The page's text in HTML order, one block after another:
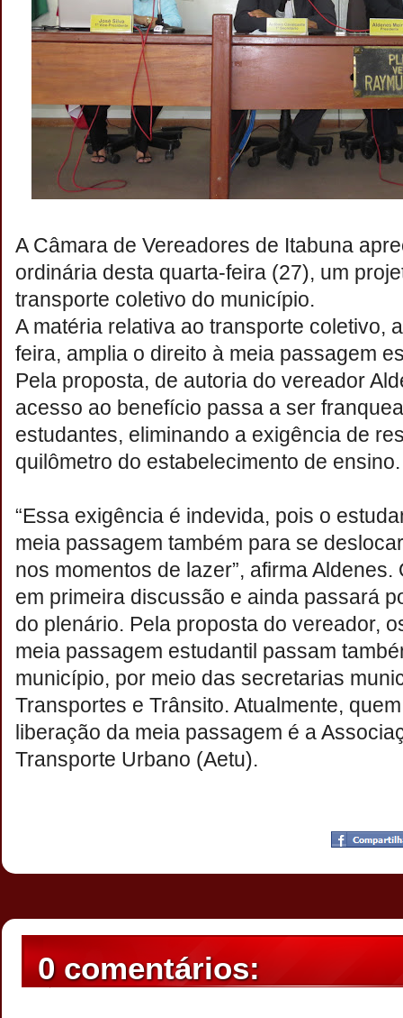
A Câmara de Vereadores de Itabuna
ordinária desta quarta-feira (27), um
transporte coletivo do município.
A matéria relativa ao transporte coletivo,
feira, amplia o direito à meia passagem
Pela proposta, de autoria do vereador
acesso ao benefício passa a ser
estudantes, eliminando a exigência de
quilômetro do estabelecimento de ensino.
“Essa exigência é indevida, pois o
meia passagem também para se
nos momentos de lazer”, afirma
em primeira discussão e ainda passará
do plenário. Pela proposta do vereador,
meia passagem estudantil passam
município, por meio das secretarias
Transportes e Trânsito. Atualmente,
liberação da meia passagem é a
Transporte Urbano (Aetu).
18:26
0 comentários: